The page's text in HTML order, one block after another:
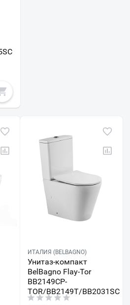
ИТАЛИЯ (BELBAGNO)
Унитаз-компакт
BelBagno Flay-Tor
BB2149CP-
TOR/BB2149T/BB2031SC